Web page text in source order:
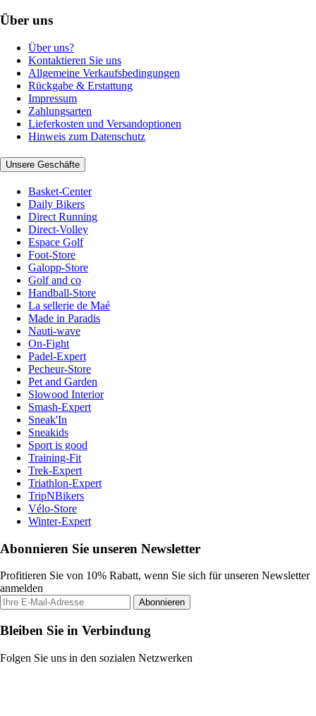
Über uns
Über uns?
Kontaktieren Sie uns
Allgemeine Verkaufsbedingungen
Rückgabe & Erstattung
Impressum
Zahlungsarten
Lieferkosten und Versandoptionen
Hinweis zum Datenschutz
Unsere Geschäfte
Basket-Center
Daily Bikers
Direct Running
Direct-Volley
Espace Golf
Foot-Store
Galopp-Store
Golf and co
Handball-Store
La sellerie de Maé
Made in Paradis
Nauti-wave
On-Fight
Padel-Expert
Pecheur-Store
Pet and Garden
Slowood Interior
Smash-Expert
Sneak'In
Sneakids
Sport is good
Training-Fit
Trek-Expert
Triathlon-Expert
TripNBikers
Vélo-Store
Winter-Expert
Abonnieren Sie unseren Newsletter
Profitieren Sie von 10% Rabatt, wenn Sie sich für unseren Newsletter
anmelden
Abonnieren
Bleiben Sie in Verbindung
Folgen Sie uns in den sozialen Netzwerken